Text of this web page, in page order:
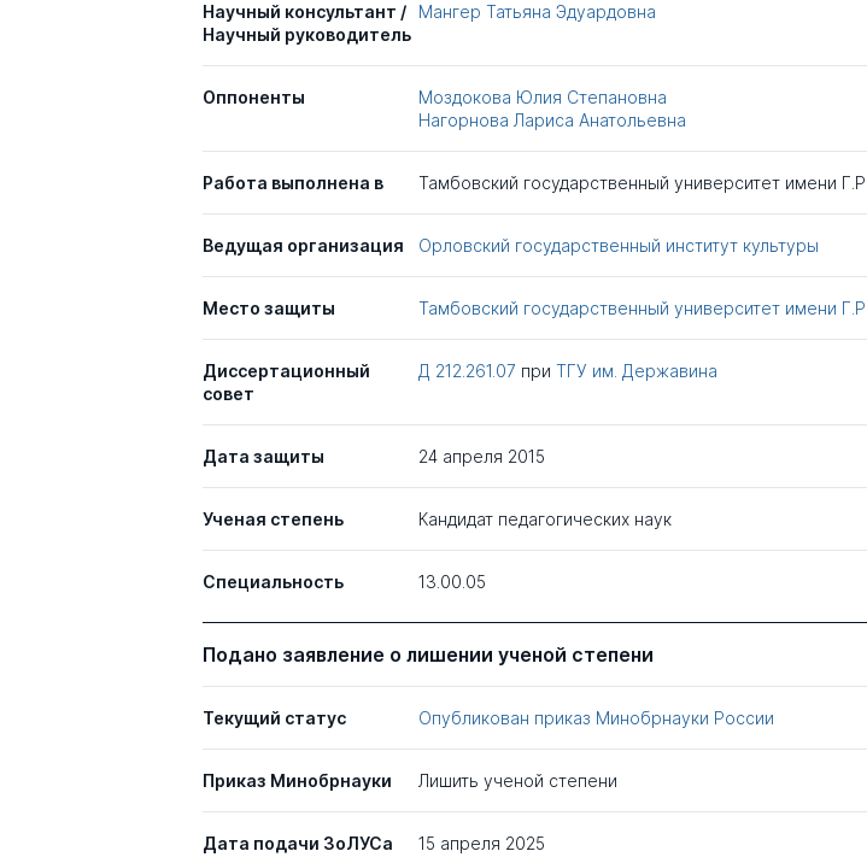
Научный консультант /
Научный руководитель
Мангер Татьяна Эдуардовна
Оппоненты
Моздокова Юлия Степановна
Нагорнова Лариса Анатольевна
Работа выполнена в Тамбовский государственный университет имени
Ведущая организация Орловский государственный институт культуры
Место защиты Тамбовский государственный университет имени
Диссертационный
совет
Д 212.261.07 при ТГУ им. Державина
Дата защиты 24 апреля 2015
Ученая степень Кандидат педагогических наук
Специальность 13.00.05
Подано заявление о лишении ученой степени
Текущий статус Опубликован приказ Минобрнауки России
Приказ Минобрнауки Лишить ученой степени
Дата подачи ЗоЛУСа 15 апреля 2025